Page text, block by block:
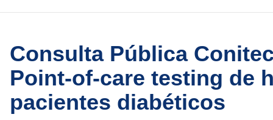
Consulta Pública
Point-of-care testing de
pacientes diabéticos